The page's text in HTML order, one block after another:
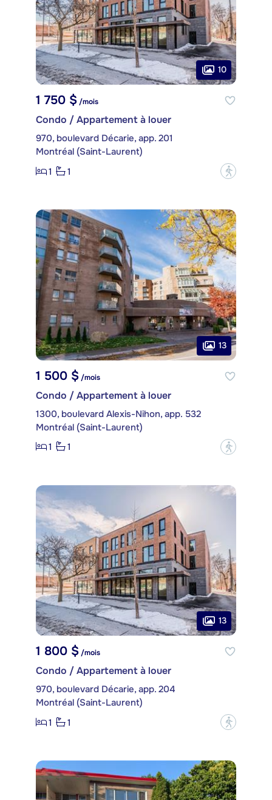
10
1 750 $/mois
Condo / Appartement à louer
970, boulevard Décarie, app. 201
Montréal (Saint-Laurent)
1
1 ?
13
1 500 $ /mois
Condo / Appartement à louer
1300, boulevard Alexis-Nihon, app. 532
Montréal (Saint-Laurent)
1
1 ?
13
1 800 $/mois
Condo / Appartement à louer
970, boulevard Décarie, app. 204
Montréal (Saint-Laurent)
1
1 ?